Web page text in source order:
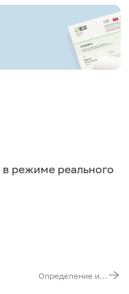
режиме реального
Определение интерфероновой подписи при аутоиммунных заболеваниях